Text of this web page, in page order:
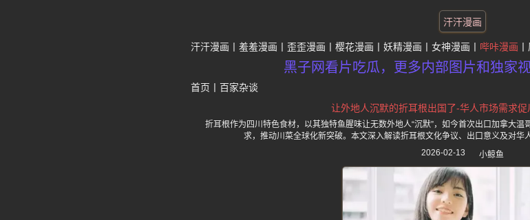
汗汗漫画
汗汗漫画 羞羞漫画 歪歪漫画 樱花漫画 妖精漫画 女神漫画 哔咔漫画
黑子网看片吃瓜，更多内部图片和独家
首页 百家杂谈
让外地人沉默的折耳根出国了-华人市场需求促
折耳根作为四川特色食材，以其独特鱼腥味让无数外地人“沉默”，如今首次出口加拿大
求，推动川菜全球化新突破。本文深入解读折耳根文化争议、出口意义及对华
2026-02-13
小鲸鱼